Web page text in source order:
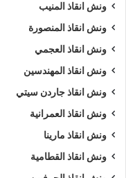
ونش انقاذ سيارات
ونش انقاذ سيارات
ونش انقاذ
ونش انقاذ بيتش باجي
ونش انقاذ سيارات
ونش نقل قوارب
ونش نقلكرفانات
ونش نقل
معدات
ونش انقاذ المنيب
ونش انقاذ المنصورة
ونش انقاذ العجمي
ونش انقاذ المهندسين
ونش انقاذ جاردن سيتي
ونش انقاذ العمرانية
ونش انقاذ مارينا
ونش انقاذ القطامية